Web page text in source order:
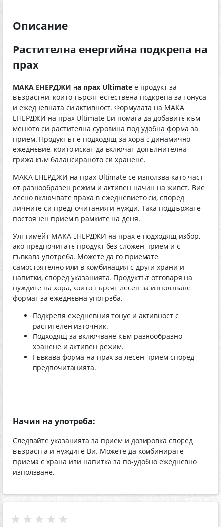
Описание
Растителна енергийна подкрепа на
прах
МАКА ЕНЕРДЖИ на прах Ultimate е продукт за
възрастни, които търсят естествена подкрепа за тонуса
и ежедневната си активност. Формулата на МАКА
ЕНЕРДЖИ на прах Ultimate Ви помага да добавите към
менюто си растителна суровина под удобна форма за
прием. Продуктът е подходящ за хора с динамично
ежедневие, които искат да включат допълнителна
грижа към балансираното си хранене.
МАКА ЕНЕРДЖИ на прах Ultimate се използва като част
от разнообразен режим и активен начин на живот. Вие
лесно включвате праха в ежедневието си, според
личните си предпочитания и нужди. Така поддържате
постоянен прием в рамките на деня.
Улттимейт МАКА ЕНЕРДЖИ на прах е подходящ избор,
ако предпочитате продукт без сложен прием и с
гъвкава употреба. Можете да го приемате
самостоятелно или в комбинация с други храни и
напитки, според указанията. Продуктът отговаря на
нуждите на хора, които търсят лесен за използване
формат за ежедневна употреба.
Подкрепя ежедневния тонус и активност с
растителен източник.
Подходящ за включване към разнообразно
хранене и активен режим.
Гъвкава форма на прах за лесен прием според
предпочитанията.
Начин на употреба:
Следвайте указанията за прием и дозировка според
възрастта и нуждите Ви. Можете да комбинирате
приема с храна или напитка за по-удобно ежедневно
използване.
★★★★★